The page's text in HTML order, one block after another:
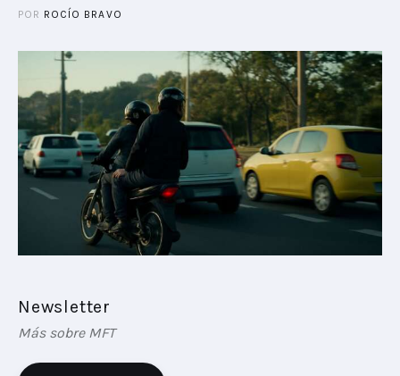
CONECTADES
PODCAST
PLAYBOOKS
NOVEDADES DE LOS MIEMBROS
POR ROCÍO BRAVO
Newsletter
Más sobre MFT